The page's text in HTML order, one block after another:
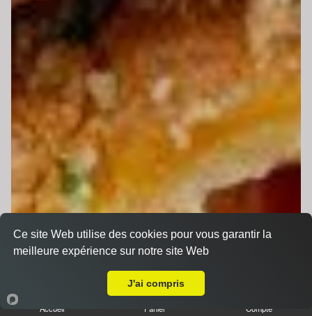
Accueil Panier Compte
Ce site Web utilise des cookies pour vous garantir la
meilleure expérience sur notre site Web
J'ai compris